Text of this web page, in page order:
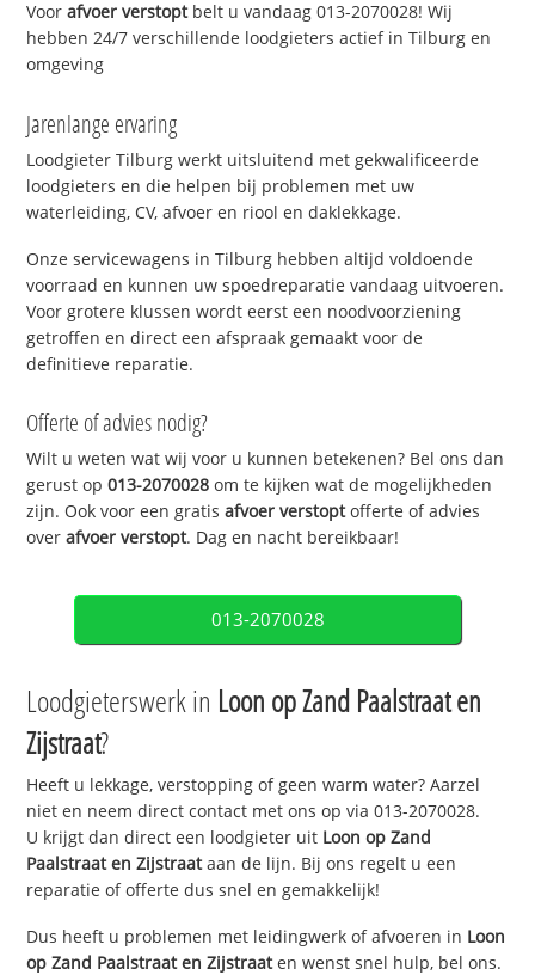
Voorafvoer verstoptbelt u vandaag 013-2070028! Wij
hebben 24/7 verschillende loodgieters actief in Tilburg en
omgeving
Jarenlange ervaring
Loodgieter Tilburg werkt uitsluitend met gekwalificeerde
loodgieters en die helpen bij problemen met uw
waterleiding, CV, afvoer en riool en daklekkage.
Onze servicewagens in Tilburg hebben altijd voldoende
voorraad en kunnen uw spoedreparatie vandaag uitvoeren.
Voor grotere klussen wordt eerst een noodvoorziening
getroffen en direct een afspraak gemaakt voor de
definitieve reparatie.
Offerte of advies nodig?
Wilt u weten wat wij voor u kunnen betekenen? Bel ons dan
gerust op013-2070028 om te kijken wat de mogelijkheden
zijn. Ook voor een gratisafvoer verstoptofferte of advies
overafvoer verstopt. Dag en nacht bereikbaar!
013-2070028
Loodgieterswerk in Loon op Zand Paalstraat en
Zijstraat?
Heeft u lekkage, verstopping of geen warm water? Aarzel
niet en neem direct contact met ons op via 013-2070028.
U krijgt dan direct een loodgieter uit Loon op Zand
Paalstraat en Zijstraataan de lijn. Bij ons regelt u een
reparatie of offerte dus snel en gemakkelijk!
Dus heeft u problemen met leidingwerk of afvoeren in Loon
op Zand Paalstraat en Zijstraaten wenst snel hulp, bel ons.